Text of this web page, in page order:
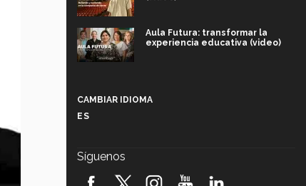
Aula Futura: transformar la
experiencia educativa (video)
robótica FIRST 2026! (video)
CAMBIAR IDIOMA
ES
Síguenos